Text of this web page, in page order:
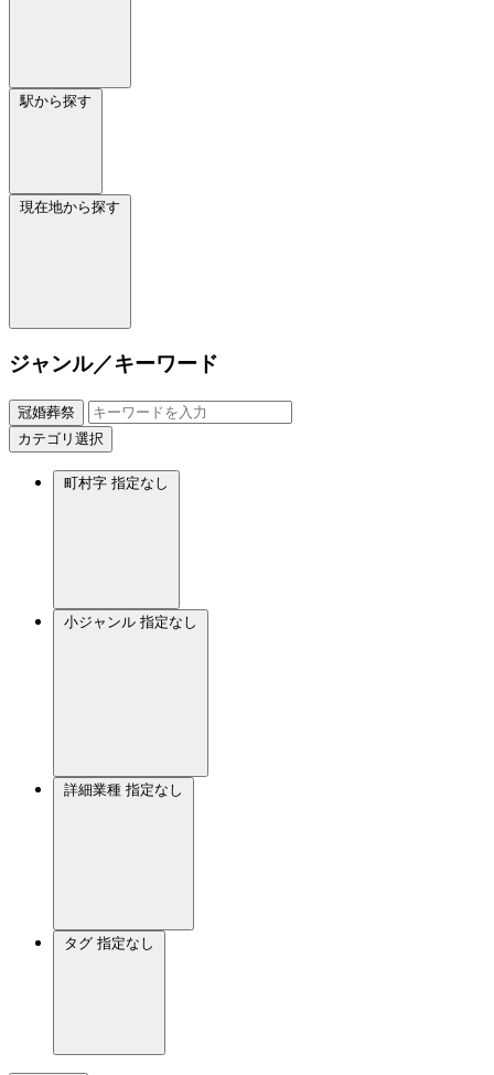
駅から探す
現在地から探す
ジャンル／キーワード
冠婚葬祭
カテゴリ選択
町村字 指定なし
小ジャンル 指定なし
詳細業種 指定なし
タグ 指定なし